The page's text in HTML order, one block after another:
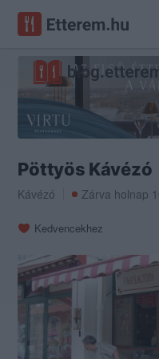
Pöttyös Kávézó
Kávézó
Zárva holnap
Kedvencekhez